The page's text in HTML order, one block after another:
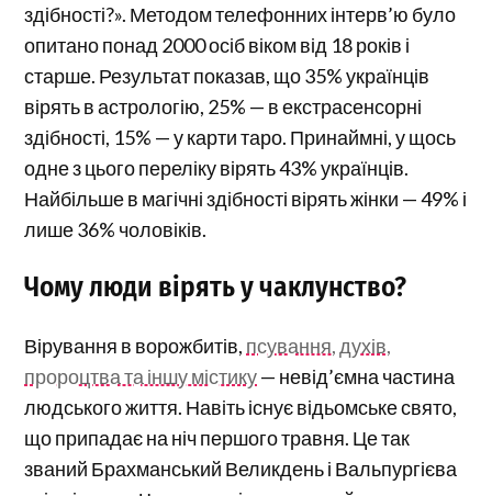
здібності?». Методом телефонних інтерв’ю було
опитано понад 2000 осіб віком від 18 років і
старше. Результат показав, що 35% українців
вірять в астрологію, 25% — в екстрасенсорні
здібності, 15% — у карти таро. Принаймні, у щось
одне з цього переліку вірять 43% українців.
Найбільше в магічні здібності вірять жінки — 49% і
лише 36% чоловіків.
Чому люди вірять у чаклунство?
Вірування в ворожбитів, псування, духів,
пророцтва та іншу містику— невід’ємна частина
людського життя. Навіть існує відьомське свято,
що припадає на ніч першого травня. Це так
званий Брахманський Великдень і Вальпургієва